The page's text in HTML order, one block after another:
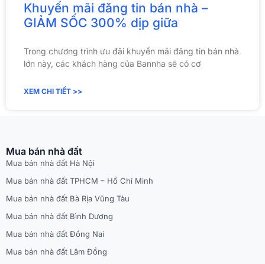
Khuyến mãi đăng tin bán nhà –
GIẢM SỐC 300% dịp giữa
Trong chương trình ưu đãi khuyến mãi đăng tin bán nhà
lớn này, các khách hàng của Bannha sẽ có cơ
XEM CHI TIẾT >>
Mua bán nhà đất
Mua bán nhà đất Hà Nội
Mua bán nhà đất TPHCM – Hồ Chí Minh
Mua bán nhà đất Bà Rịa Vũng Tàu
Mua bán nhà đất Bình Dương
Mua bán nhà đất Đồng Nai
Mua bán nhà đất Lâm Đồng